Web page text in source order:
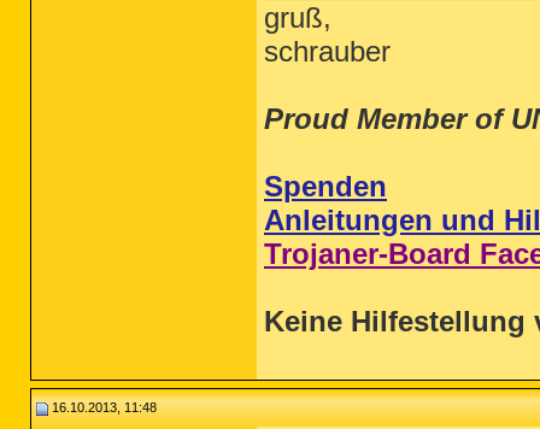
gruß,
schrauber
Proud Member of
Spenden
Anleitungen und
Trojaner-Board
Keine Hilfestellung
16.10.2013, 11:48